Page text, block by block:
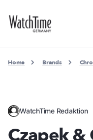
Home Brands
WatchTime Redaktion